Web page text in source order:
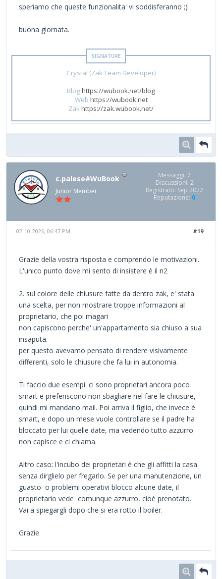
speriamo che queste funzionalita' vi soddisferanno ;)
buona giornata.
Crystal (Zak Team Developer)
Bloghttps://wubook.net/blog
Web https://wubook.net
Zakhttps://zak.wubook.net/
c.palese#WuBook
Junior Member
Messaggi: 7
Discussioni: 2
Registrato: Sep 2022
Reputazione: 0
#19
02-10-2026, 06:47 PM
Grazie della vostra risposta e comprendo le motivazioni.
L'unico punto dove mi sento di insistere è il n2
2. sul colore delle chiusure fatte da dentro zak, e' stata
una scelta, per non mostrare troppe informazioni al
proprietario, che poi magari
non capiscono perche' un'appartamento sia chiuso a sua
insaputa.
per questo avevamo pensato di rendere visivamente
differenti, solo le chiusure che fa lui in autonomia.
Ti faccio due esempi: ci sono proprietari ancora poco
smart e preferiscono non sbagliare nel fare le chiusure,
quindi mi mandano mail. Poi arriva il figlio, che invece è
smart, e dopo un mese vuole controllare se il padre ha
bloccato per lui quelle date, ma vedendo tutto azzurro
non capisce e ci chiama.
Altro caso: l'incubo dei proprietari è che gli affitti la casa
senza dirglielo per fregarlo. Se per una manutenzione, un
guasto o problemi operativi blocco alcune date, il
proprietario vede comunque azzurro, cioè prenotato.
Vai a spiegargli dopo che si era rotto il boiler.
Grazie